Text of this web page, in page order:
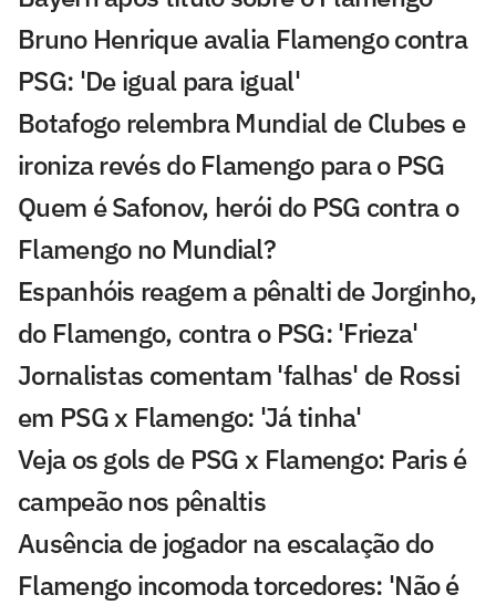
Bruno Henrique avalia Flamengo contra
PSG: 'De igual para igual'
Botafogo relembra Mundial de Clubes e
ironiza revés do Flamengo para o PSG
Quem é Safonov, herói do PSG contra o
Flamengo no Mundial?
Espanhóis reagem a pênalti de Jorginho,
do Flamengo, contra o PSG: 'Frieza'
Jornalistas comentam 'falhas' de Rossi
em PSG x Flamengo: 'Já tinha'
Veja os gols de PSG x Flamengo: Paris é
campeão nos pênaltis
Ausência de jogador na escalação do
Flamengo incomoda torcedores: 'Não é